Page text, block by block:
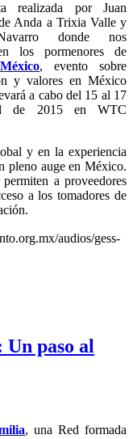
realizada por Juan
Anda a Trixia Valle y
donde nos
los pormenores de
, evento sobre
y valores en México
a cabo del 15 al 17
de 2015 en WTC
y en la experiencia
pleno auge en México.
a proveedores
a los tomadores de
audios/gess-
paso al
, una Red formada